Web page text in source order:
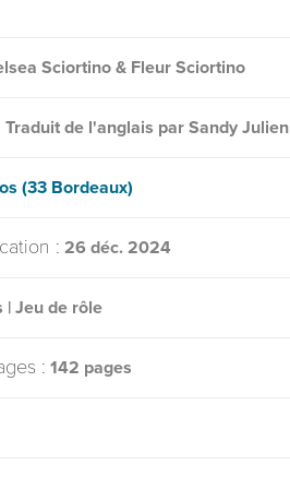
Sciortino & Fleur Sciortino
Traduit de l'anglais par Sandy Julien
(33 Bordeaux)
: 26 déc. 2024
| Jeu de rôle
: 142 pages